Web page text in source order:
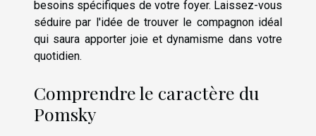
besoins spécifiques de votre foyer. Laissez-vous
séduire par l'idée de trouver le compagnon idéal
qui saura apporter joie et dynamisme dans votre
quotidien.
Comprendre le caractère du
Pomsky